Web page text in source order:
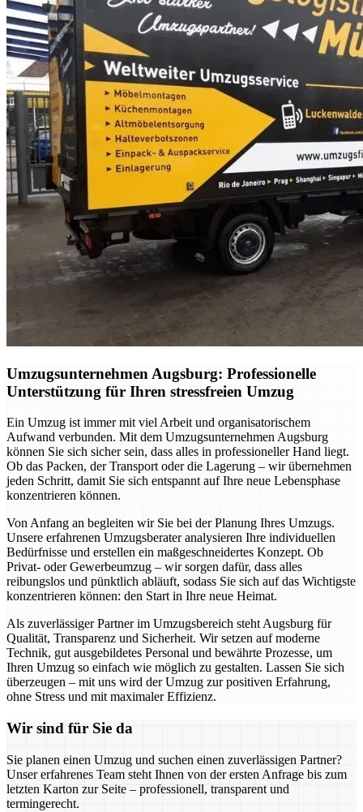
Umzugsunternehmen Augsburg: Professionelle
Unterstützung für Ihren stressfreien Umzug
Ein Umzug ist immer mit viel Arbeit und organisatorischem
Aufwand verbunden. Mit dem Umzugsunternehmen Augsburg
können Sie sich sicher sein, dass alles in professioneller Hand liegt.
Ob das Packen, der Transport oder die Lagerung – wir übernehmen
jeden Schritt, damit Sie sich entspannt auf Ihre neue Lebensphase
konzentrieren können.
Von Anfang an begleiten wir Sie bei der Planung Ihres Umzugs.
Unsere erfahrenen Umzugsberater analysieren Ihre individuellen
Bedürfnisse und erstellen ein maßgeschneidertes Konzept. Ob
Privat- oder Gewerbeumzug – wir sorgen dafür, dass alles
reibungslos und pünktlich abläuft, sodass Sie sich auf das Wichtigste
konzentrieren können: den Start in Ihre neue Heimat.
Als zuverlässiger Partner im Umzugsbereich steht Augsburg für
Qualität, Transparenz und Sicherheit. Wir setzen auf moderne
Technik, gut ausgebildetes Personal und bewährte Prozesse, um
Ihren Umzug so einfach wie möglich zu gestalten. Lassen Sie sich
überzeugen – mit uns wird der Umzug zur positiven Erfahrung,
ohne Stress und mit maximaler Effizienz.
Wir sind für Sie da
Sie planen einen Umzug und suchen einen zuverlässigen Partner?
Unser erfahrenes Team steht Ihnen von der ersten Anfrage bis zum
letzten Karton zur Seite – professionell, transparent und
termingerecht.